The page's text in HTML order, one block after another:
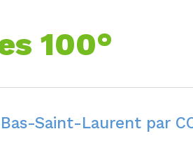
100°
Saint-Laurent par